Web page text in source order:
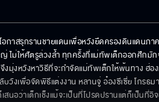
กาสรุกรานชายแดนเพื่อหวังยึดครองดินแดนภ
ไม่ให้ศัตรูล่วงล้ำ ทุกครั้งที่แม่ทัพเต็กออกศึกมั
งมุ่งหวังหาวิธีที่จะกำจัดแม่ทัพเต็กให้พ้นทาง ฮ่
บวังเพื่อจัดพิธีแต่งงาน หลานจู่ อ๋องซีเซี่ย โกร
อว่าเต็กเช็งแม้จะเป็นที่โปรดปรานแต่ก็เป็นที่อิ